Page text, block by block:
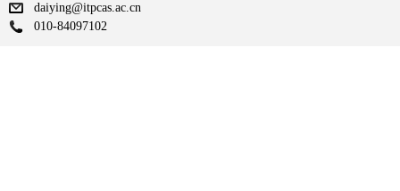
daiying@itpcas.ac.cn
010-84097102